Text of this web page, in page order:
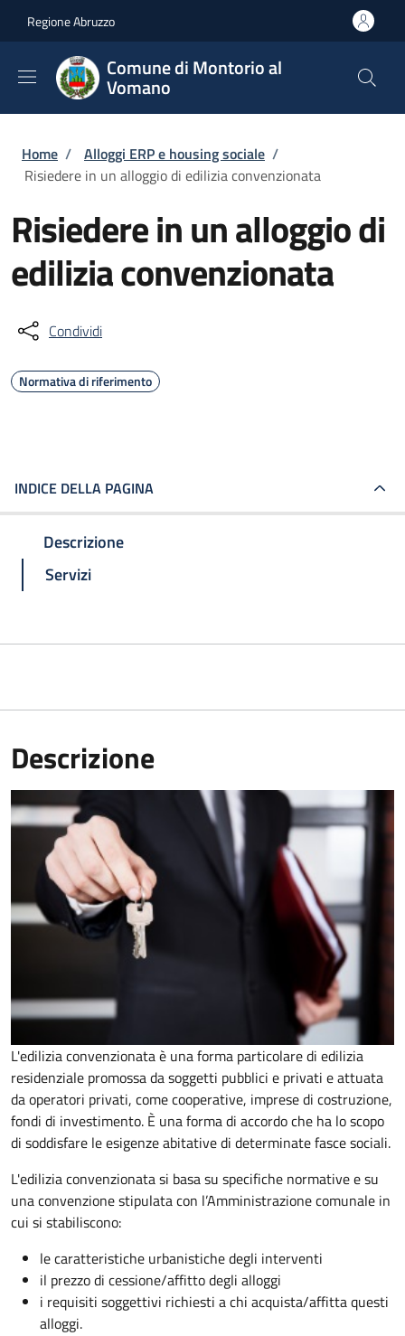
Regione Abruzzo
Comune di Montorio al
Vomano
Briciole di pane
Home / Alloggi ERP e housing sociale /
Risiedere in un alloggio di edilizia convenzionata
Risiedere in un alloggio di
edilizia convenzionata
Condividi
Normativa di riferimento
INDICE DELLA PAGINA
Descrizione
Servizi
Descrizione
L'edilizia convenzionata è una forma particolare di edilizia
residenziale promossa da soggetti pubblici e privati e attuata
da operatori privati, come cooperative, imprese di costruzione,
fondi di investimento. È una forma di accordo che ha lo scopo
di soddisfare le esigenze abitative di determinate fasce sociali.
L'edilizia convenzionata si basa su specifiche normative e su
una convenzione stipulata con l’Amministrazione comunale in
cui si stabiliscono:
le caratteristiche urbanistiche degli interventi
il prezzo di cessione/affitto degli alloggi
i requisiti soggettivi richiesti a chi acquista/affitta questi
alloggi.